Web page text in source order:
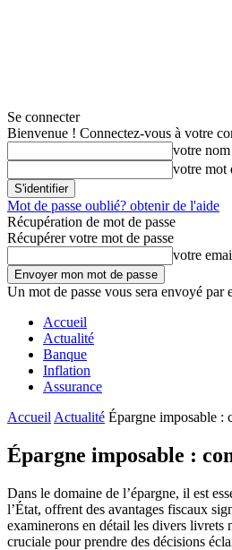
Se connecter
Bienvenue ! Connectez-vous à votre
votre
votre mot
Mot de passe oublié? obtenir de l'aide
Récupération de mot de passe
Récupérer votre mot de passe
votre
Un mot de passe vous sera envoyé par
Accueil
Actualité
Banque
Inflation
Assurance
Accueil Actualité Épargne imposable :
Épargne imposable :
Dans le domaine de l’épargne, il est
l’État, offrent des avantages fiscaux
examinerons en détail les divers livrets
cruciale pour prendre des décisions